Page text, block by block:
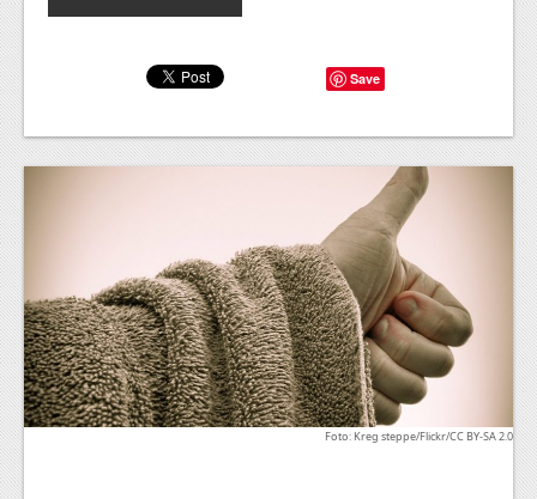
Save
Foto: Kreg steppe/Flickr/CC BY-SA 2.0